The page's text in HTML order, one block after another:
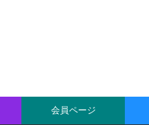
会員ページ